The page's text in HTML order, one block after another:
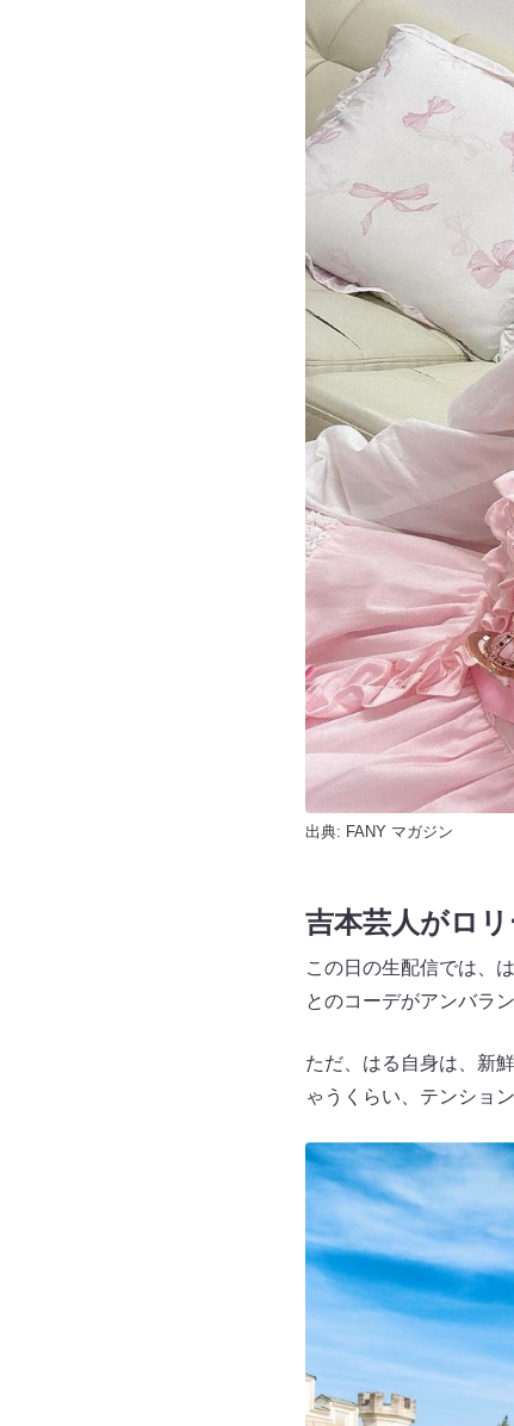
出典: FANY マガジン
吉本芸人がロ
この日の生配信では、
とのコーデがアンバラ
ただ、はる自身は、新
ゃうくらい、テンショ